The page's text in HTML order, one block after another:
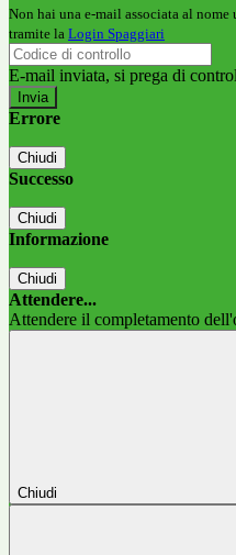
Non hai una e-mail associata al
tramite la Login Spaggiari
E-mail inviata, si prega di
Errore
Chiudi
Successo
Chiudi
Informazione
Chiudi
Attendere...
Attendere il completamento
Chiudi